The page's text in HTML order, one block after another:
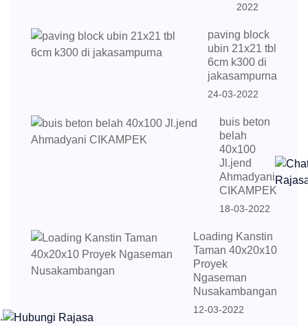
2022
paving block
ubin 21x21 tbl
6cm k300 di
jakasampurna
24-03-2022
buis beton
belah
40x100
Jl.jend
Ahmadyani
CIKAMPEK
18-03-2022
Loading Kanstin
Taman 40x20x10
Proyek
Ngaseman
Nusakambangan
12-03-2022
.